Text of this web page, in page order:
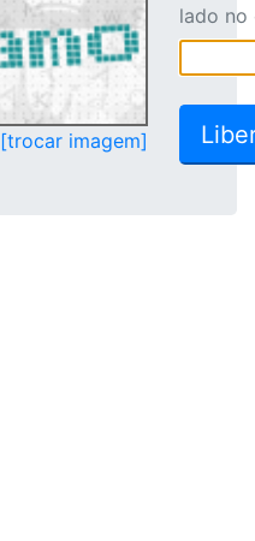
[trocar imagem]
lado no